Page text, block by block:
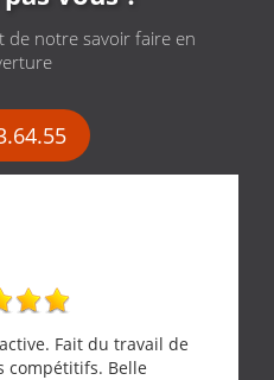
de notre savoir faire en
Fait du travail de
compétitifs. Belle